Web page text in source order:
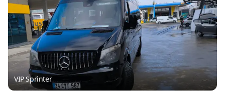
VIP Sprinter